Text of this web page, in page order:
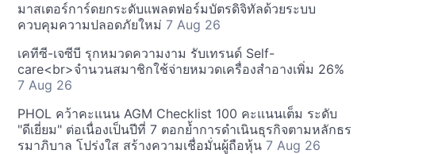
มาสเตอร์การ์ดยกระดับแพลตฟอร์มบัตรดิจิทัลด้วยระบบ
ควบคุมความปลอดภัยใหม่ 7 Aug 26
เคทีซี-เจซีบี รุกหมวดความงาม รับเทรนด์ Self-
care<br>จำนวนสมาชิกใช้จ่ายหมวดเครื่องสำอางเพิ่ม 26%
7 Aug 26
PHOL คว้าคะแนน AGM Checklist 100 คะแนนเต็ม ระดับ
"ดีเยี่ยม" ต่อเนื่องเป็นปีที่ 7 ตอกย้ำการดำเนินธุรกิจตามหลักธร
รมาภิบาล โปร่งใส สร้างความเชื่อมั่นผู้ถือหุ้น 7 Aug 26